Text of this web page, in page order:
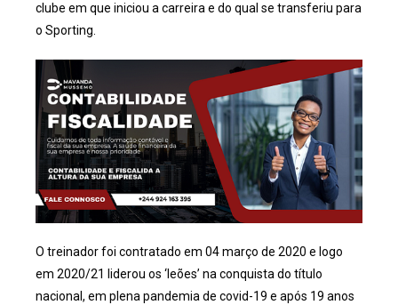
clube em que iniciou a carreira e do qual se transferiu para
o Sporting.
O treinador foi contratado em 04 março de 2020 e logo
em 2020/21 liderou os ‘leões’ na conquista do título
nacional, em plena pandemia de covid-19 e após 19 anos